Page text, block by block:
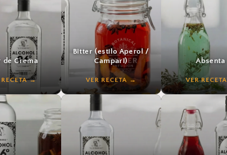
de Crema
Bitter (estilo Aperol /
Campari)
VER RECETA
VER RECETA
Absenta
VER RECETA
VER RECETA